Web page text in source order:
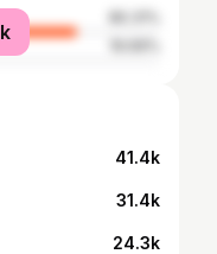
41.4k
31.4k
24.3k